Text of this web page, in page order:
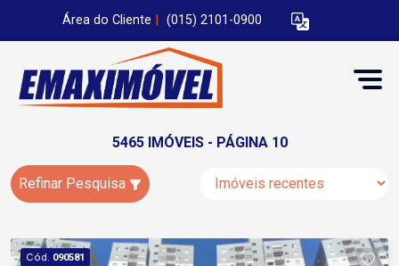
Área do Cliente (015) 2101-0900
5465 IMÓVEIS - PÁGINA 10
Refinar Pesquisa
Cód. 090581